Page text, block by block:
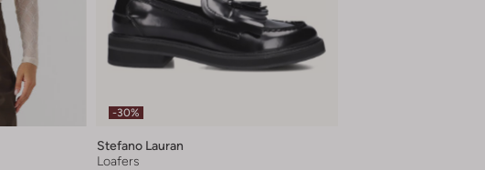
-30%
Stefano Lauran
Loafers